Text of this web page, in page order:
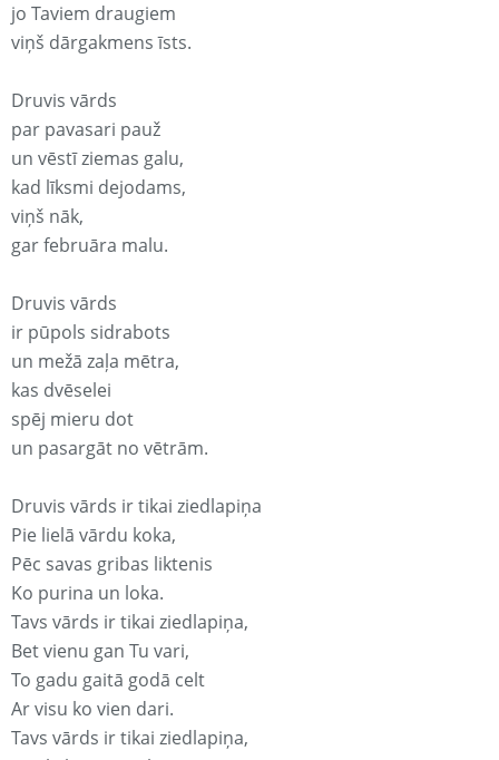
jo Taviem draugiem
viņš dārgakmens īsts.
Druvis vārds
par pavasari pauž
un vēstī ziemas galu,
kad līksmi dejodams,
viņš nāk,
gar februāra malu.
Druvis vārds
ir pūpols sidrabots
un mežā zaļa mētra,
kas dvēselei
spēj mieru dot
un pasargāt no vētrām.
Druvis vārds ir tikai ziedlapiņa
Pie lielā vārdu koka,
Pēc savas gribas liktenis
Ko purina un loka.
Tavs vārds ir tikai ziedlapiņa,
Bet vienu gan Tu vari,
To gadu gaitā godā celt
Ar visu ko vien dari.
Tavs vārds ir tikai ziedlapiņa,